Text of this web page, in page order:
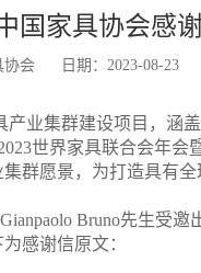
国家具协会感
协会 日期：2023-08-23
集群建设项目，涵盖
世界家具联合会年
群愿景，为打造具有
Bruno先生受邀
感谢信原文：